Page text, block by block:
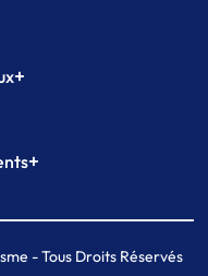
+
+
- Tous Droits Réservés